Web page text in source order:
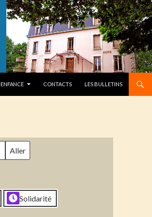
ENFANCE CONTACTS LES BULLETINS
Solidarité